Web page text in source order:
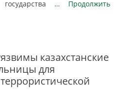
… Продолжить
казахстанские
для